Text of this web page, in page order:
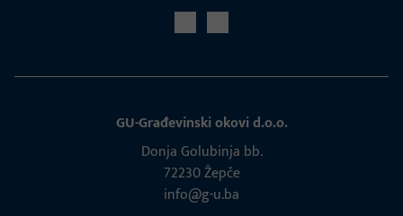
GU-Građevinski okovi d.o.o.
Donja Golubinja bb.
72230 Žepče
info@g-u.ba